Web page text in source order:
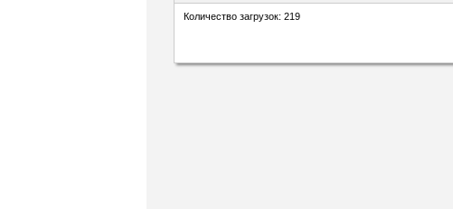
Количество загрузок: 219